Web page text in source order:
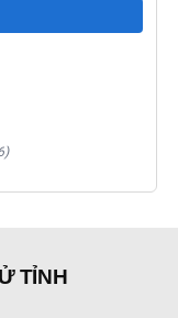
)
TỈNH